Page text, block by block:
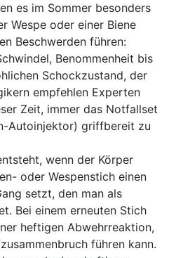
es im Sommer besonders
Wespe oder einer Biene
Beschwerden führen:
Benommenheit bis
Schockzustand, der
empfehlen Experten
Zeit, immer das Notfallset
Autoinjektor) griffbereit zu
wenn der Körper
oder Wespenstich einen
setzt, den man als
Bei einem erneuten Stich
heftigen Abwehrreaktion,
führen kann.